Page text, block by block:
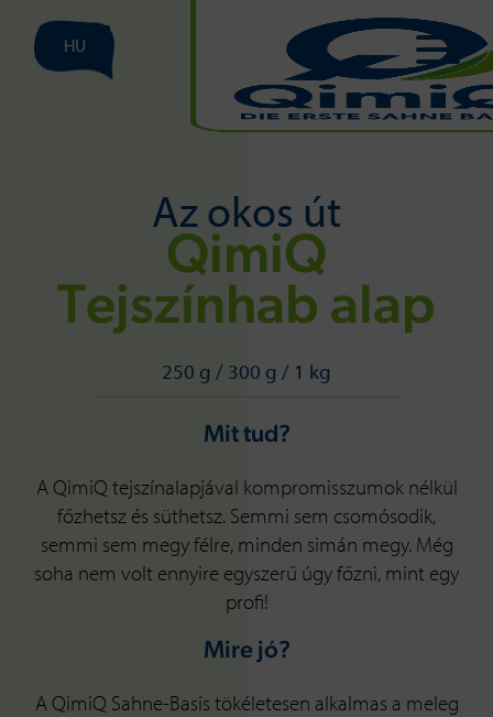
HU
Az okos út
QimiQ
Tejszínhab alap
250 g / 300 g / 1 kg
Mit tud?
A QimiQ tejszínalapjával kompromisszumok nélkül
főzhetsz és süthetsz. Semmi sem csomósodik,
semmi sem megy félre, minden simán megy. Még
soha nem volt ennyire egyszerű úgy főzni, mint egy
profi!
Mire jó?
A QimiQ Sahne-Basis tökéletesen alkalmas a meleg